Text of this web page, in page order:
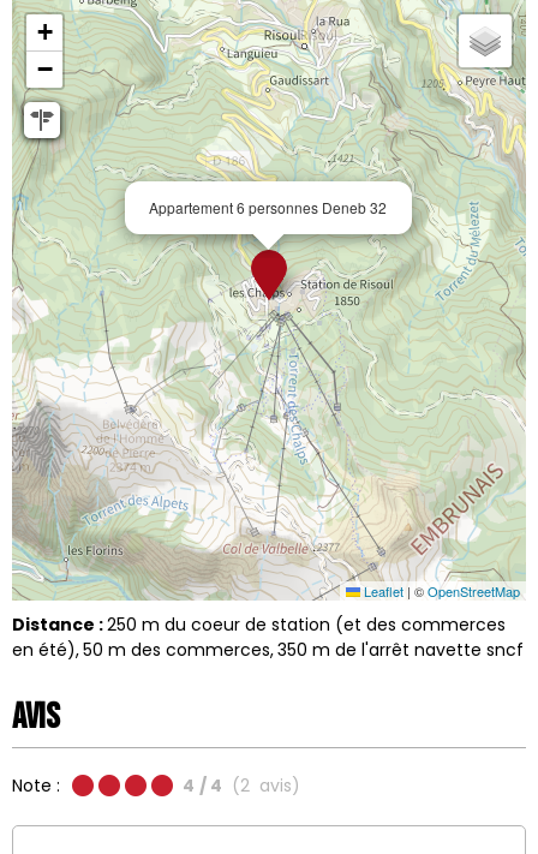
Appartement 6 personnes Deneb 32
+
−
Leaflet | ©OpenStreetMap
Distance :250 m du coeur de station (et des commerces
en été) 50 m des commerces 350 m de l'arrêt navette sncf
Avis
Note : 4 / 4 (2 avis)